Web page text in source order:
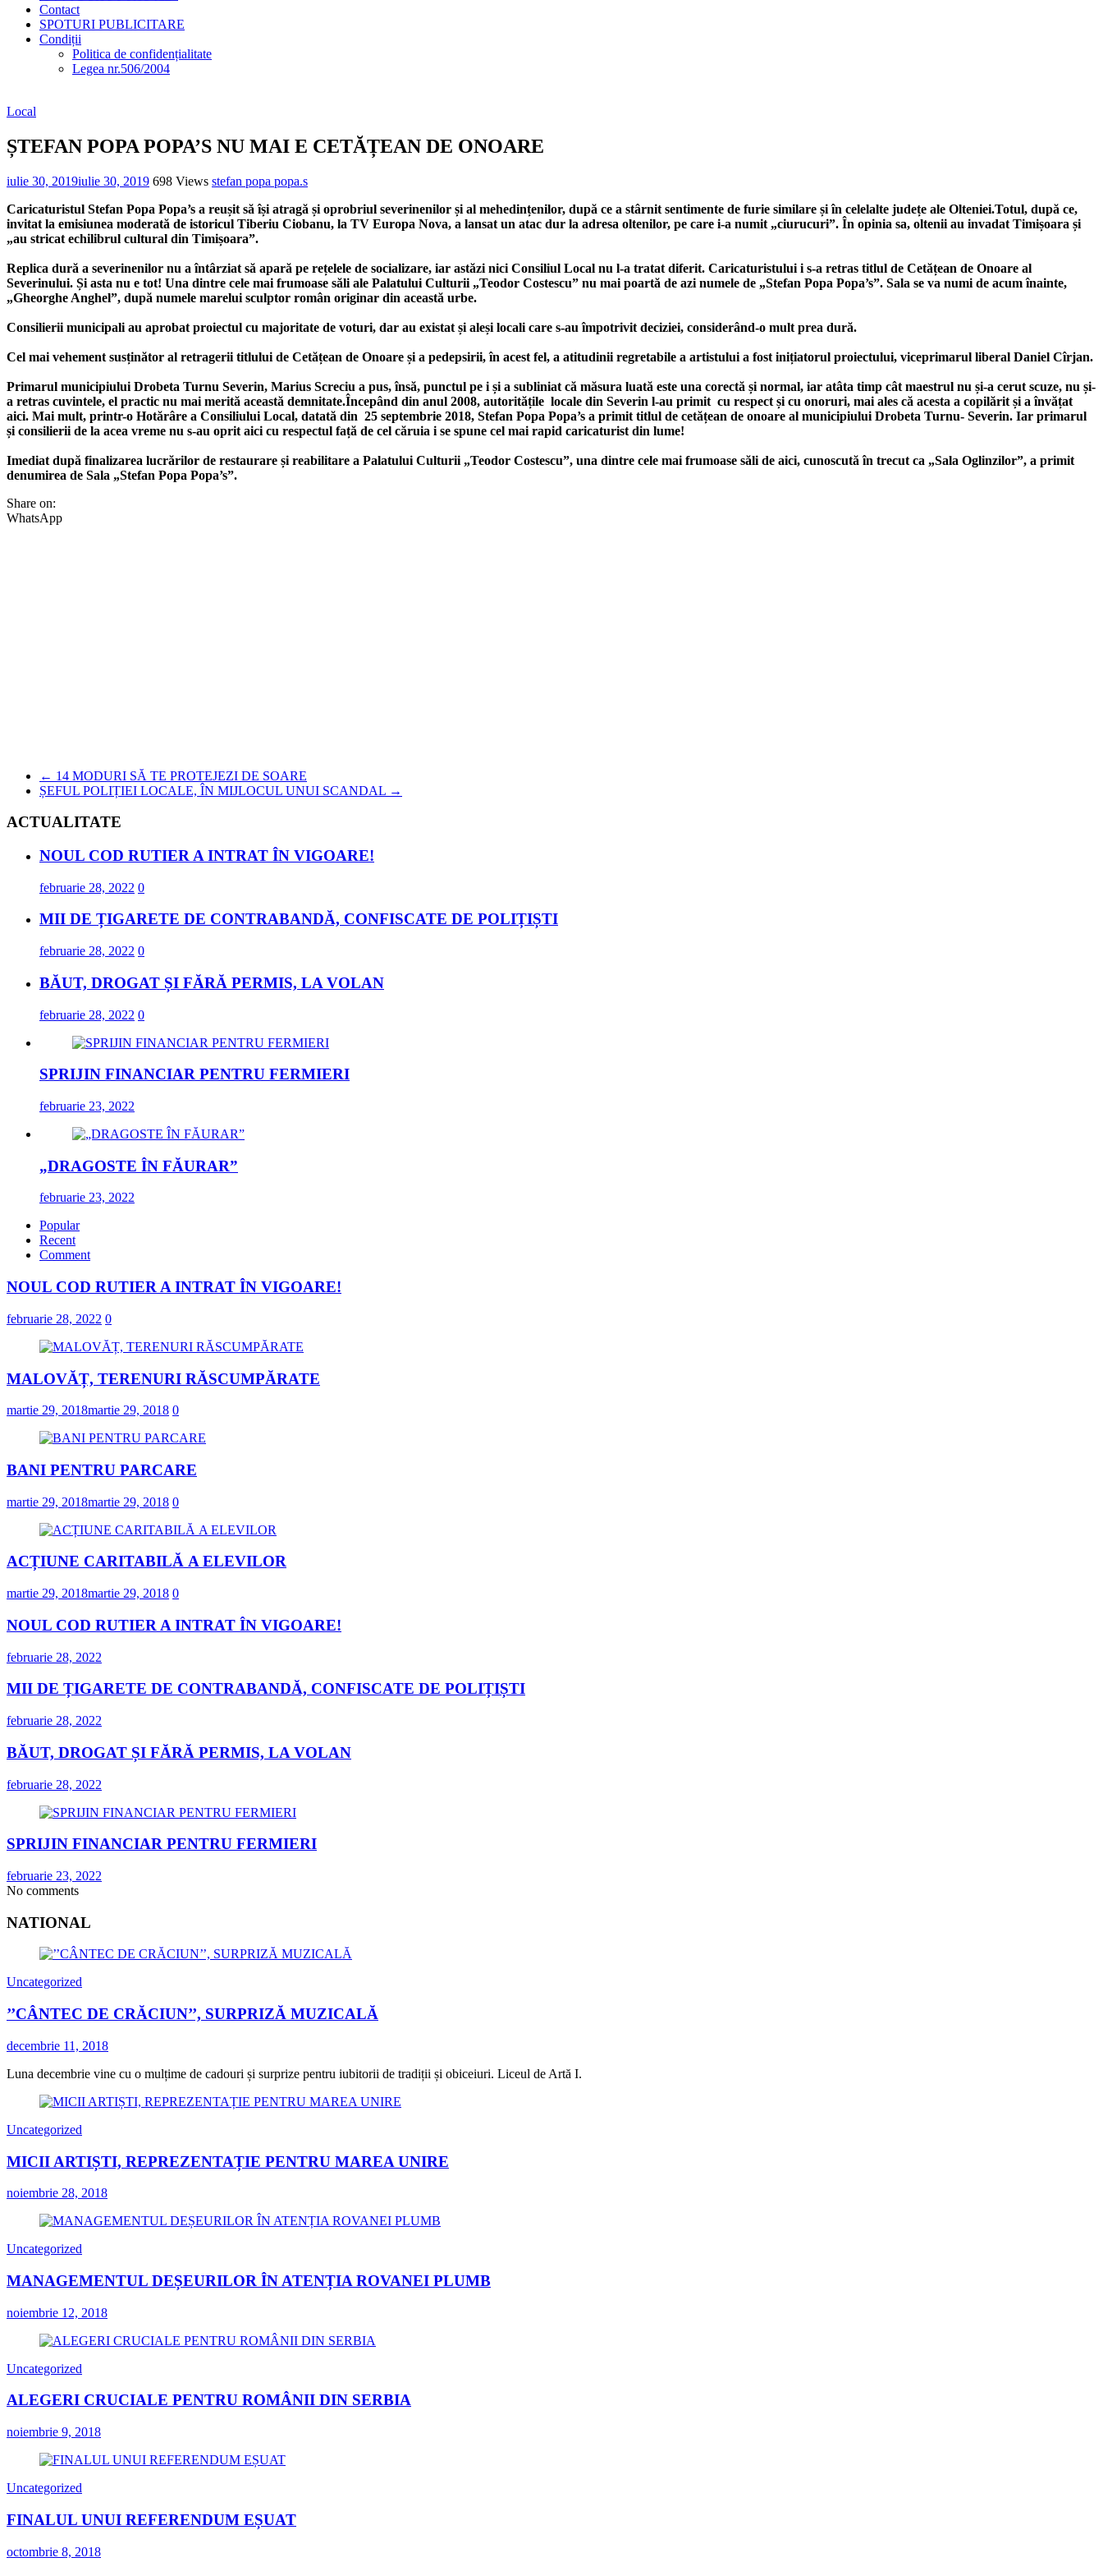
Contact
SPOTURI PUBLICITARE
Condiții
Politica de confidențialitate
Legea nr.506/2004
Local
ȘTEFAN POPA POPA’S NU MAI E CETĂȚEAN DE ONOARE
iulie 30, 2019iulie 30, 2019 698 Views stefan popa popa.s
Caricaturistul Stefan Popa Popa’s a reușit să își atragă și oprobriul severinenilor și al mehedințenilor, după ce a stârnit sentimente de furie similare și în celelalte județe ale Olteniei.Totul, după ce,
invitat la emisiunea moderată de istoricul Tiberiu Ciobanu, la TV Europa Nova, a lansat un atac dur la adresa oltenilor, pe care i-a numit „ciurucuri”. În opinia sa, oltenii au invadat Timișoara și
„au stricat echilibrul cultural din Timișoara”.
Replica dură a severinenilor nu a întârziat să apară pe rețelele de socializare, iar astăzi nici Consiliul Local nu l-a tratat diferit. Caricaturistului i s-a retras titlul de Cetățean de Onoare al
Severinului. Și asta nu e tot! Una dintre cele mai frumoase săli ale Palatului Culturii „Teodor Costescu” nu mai poartă de azi numele de „Stefan Popa Popa’s”. Sala se va numi de acum înainte,
„Gheorghe Anghel”, după numele marelui sculptor român originar din această urbe.
Consilierii municipali au aprobat proiectul cu majoritate de voturi, dar au existat și aleși locali care s-au împotrivit deciziei, considerând-o mult prea dură.
Cel mai vehement susținător al retragerii titlului de Cetățean de Onoare și a pedepsirii, în acest fel, a atitudinii regretabile a artistului a fost inițiatorul proiectului, viceprimarul liberal Daniel Cîrjan.
Primarul municipiului Drobeta Turnu Severin, Marius Screciu a pus, însă, punctul pe i și a subliniat că măsura luată este una corectă și normal, iar atâta timp cât maestrul nu și-a cerut scuze, nu și-
a retras cuvintele, el practic nu mai merită această demnitate.Începând din anul 2008, autoritățile locale din Severin l-au primit cu respect și cu onoruri, mai ales că acesta a copilărit și a învățat
aici. Mai mult, printr-o Hotărâre a Consiliului Local, datată din 25 septembrie 2018, Stefan Popa Popa’s a primit titlul de cetățean de onoare al municipiului Drobeta Turnu- Severin. Iar primarul
și consilierii de la acea vreme nu s-au oprit aici cu respectul față de cel căruia i se spune cel mai rapid caricaturist din lume!
Imediat după finalizarea lucrărilor de restaurare și reabilitare a Palatului Culturii „Teodor Costescu”, una dintre cele mai frumoase săli de aici, cunoscută în trecut ca „Sala Oglinzilor”, a primit
denumirea de Sala „Stefan Popa Popa’s”.
Share on:
WhatsApp
← 14 MODURI SĂ TE PROTEJEZI DE SOARE
ȘEFUL POLIȚIEI LOCALE, ÎN MIJLOCUL UNUI SCANDAL →
ACTUALITATE
NOUL COD RUTIER A INTRAT ÎN VIGOARE!
februarie 28, 2022 0
MII DE ȚIGARETE DE CONTRABANDĂ, CONFISCATE DE POLIȚIȘTI
februarie 28, 2022 0
BĂUT, DROGAT ȘI FĂRĂ PERMIS, LA VOLAN
februarie 28, 2022 0
SPRIJIN FINANCIAR PENTRU FERMIERI
februarie 23, 2022
„DRAGOSTE ÎN FĂURAR”
februarie 23, 2022
Popular
Recent
Comment
NOUL COD RUTIER A INTRAT ÎN VIGOARE!
februarie 28, 2022 0
MALOVĂȚ, TERENURI RĂSCUMPĂRATE
martie 29, 2018martie 29, 2018 0
BANI PENTRU PARCARE
martie 29, 2018martie 29, 2018 0
ACȚIUNE CARITABILĂ A ELEVILOR
martie 29, 2018martie 29, 2018 0
NOUL COD RUTIER A INTRAT ÎN VIGOARE!
februarie 28, 2022
MII DE ȚIGARETE DE CONTRABANDĂ, CONFISCATE DE POLIȚIȘTI
februarie 28, 2022
BĂUT, DROGAT ȘI FĂRĂ PERMIS, LA VOLAN
februarie 28, 2022
SPRIJIN FINANCIAR PENTRU FERMIERI
februarie 23, 2022
No comments
NATIONAL
Uncategorized
’’CÂNTEC DE CRĂCIUN’’, SURPRIZĂ MUZICALĂ
decembrie 11, 2018
Luna decembrie vine cu o mulțime de cadouri și surprize pentru iubitorii de tradiții și obiceiuri. Liceul de Artă I.
Uncategorized
MICII ARTIȘTI, REPREZENTAȚIE PENTRU MAREA UNIRE
noiembrie 28, 2018
Uncategorized
MANAGEMENTUL DEȘEURILOR ÎN ATENȚIA ROVANEI PLUMB
noiembrie 12, 2018
Uncategorized
ALEGERI CRUCIALE PENTRU ROMÂNII DIN SERBIA
noiembrie 9, 2018
Uncategorized
FINALUL UNUI REFERENDUM EȘUAT
octombrie 8, 2018